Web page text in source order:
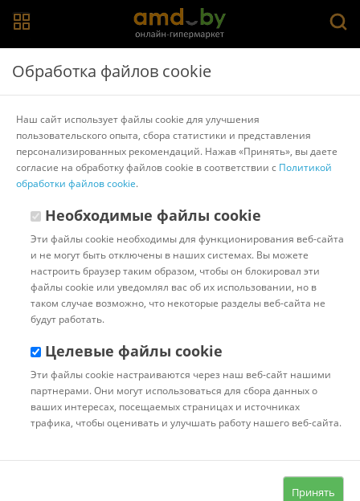
Главная > Каталог товаров Настольные игры
станция
Другие товары Звезда
Обработка файлов cookie
Наш сайт использует файлы cookie для улучшения
пользовательского опыта, сбора статистики и представления
персонализированных рекомендаций. Нажав «Принять», вы даете
согласие на обработку файлов cookie в соответствии с Политикой
обработки файлов cookie.
Необходимые файлы cookie
Эти файлы cookie необходимы для функционирования веб-сайта
и не могут быть отключены в наших системах. Вы можете
настроить браузер таким образом, чтобы он блокировал эти
файлы cookie или уведомлял вас об их использовании, но в
таком случае возможно, что некоторые разделы веб-сайта не
будут работать.
Целевые файлы cookie
Эти файлы cookie настраиваются через наш веб-сайт нашими
партнерами. Они могут использоваться для сбора данных о
ваших интересах, посещаемых страницах и источниках
трафика, чтобы оценивать и улучшать работу нашего веб-сайта.
Принять